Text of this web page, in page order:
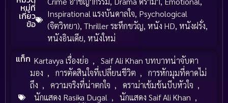
หมู่ที่
เกี่ยว
ข้อ
Inspirational แรงบันดาลใจ, Psychological
(จิตวิทยา), Thriller ระทึกขวัญ, หนัง HD, หนังฝรั่ง,
หนังอินเดีย, หนังใหม่
แท็ก Kartavya เรื่องย่อ ,
Saif Ali Khan บทบาทน่าจับตา
มอง , การตัดสินใจที่เปลี่ยนชีวิต ,
การหักมุมที่คาดไม่
ถึง , ความจริงที่น่าตกใจ , ดราม่าเข้มข้นบีบหัวใจ ,
นักแสดง Rasika Dugal , นักแสดง Saif Ali Khan ,